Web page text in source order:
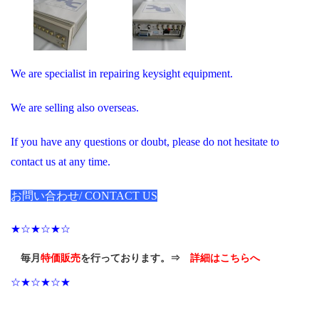
We are specialist in repairing keysight equipment.
We are selling also overseas.
If you have any questions or doubt, please do not hesitate to
contact us at any time.
お問い合わせ/ CONTACT US
★☆★☆★☆
毎月 特価販売を行っております。⇒ 詳細はこちらへ
☆★☆★☆★